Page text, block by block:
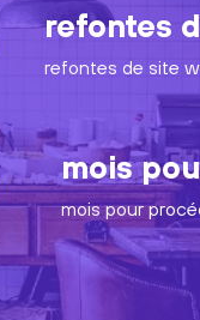
refontes
refontes de site
mois
mois pour